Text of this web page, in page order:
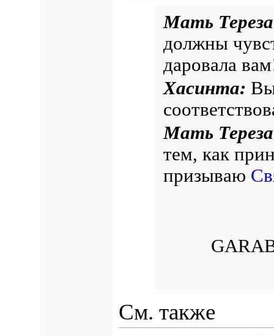
Мать
должны
даровала
Хасинта:
Мать
тем, как
призываю
См. также